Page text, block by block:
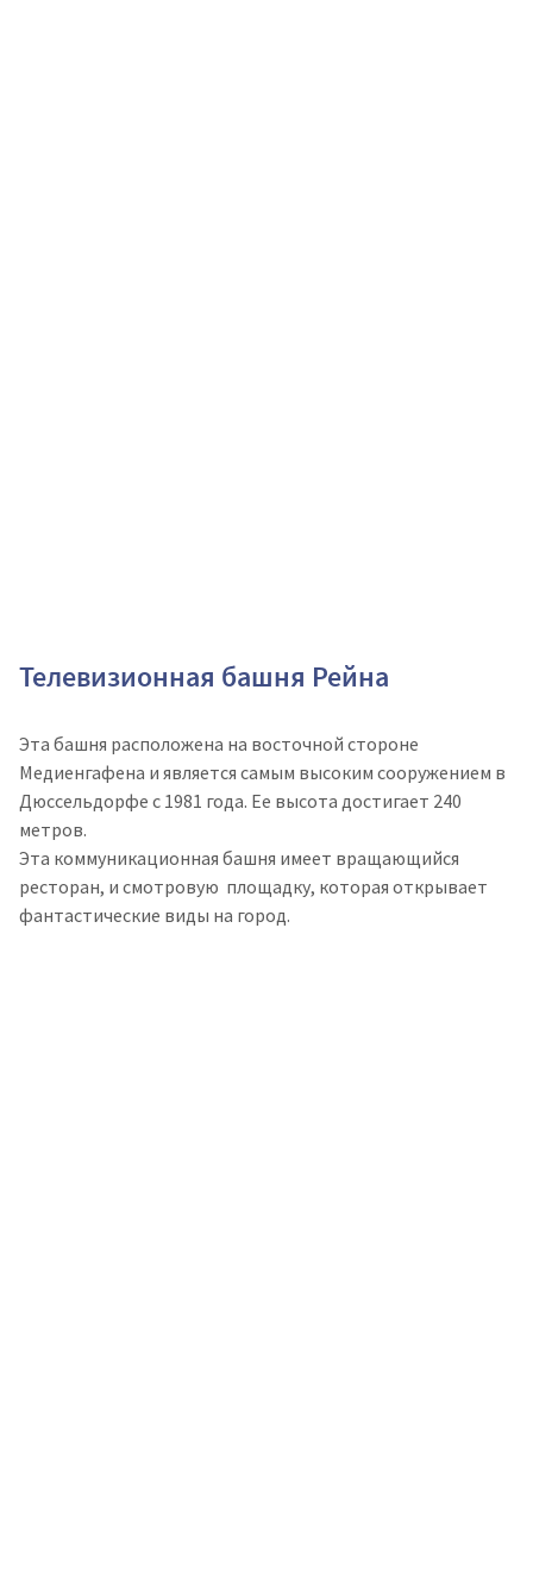
Телевизионная башня Рейна
Эта башня расположена на восточной стороне
Медиенгафена и является самым высоким сооружением в
Дюссельдорфе с 1981 года. Ее высота достигает 240
метров.
Эта коммуникационная башня имеет вращающийся
ресторан, и смотровую площадку, которая открывает
фантастические виды на город.